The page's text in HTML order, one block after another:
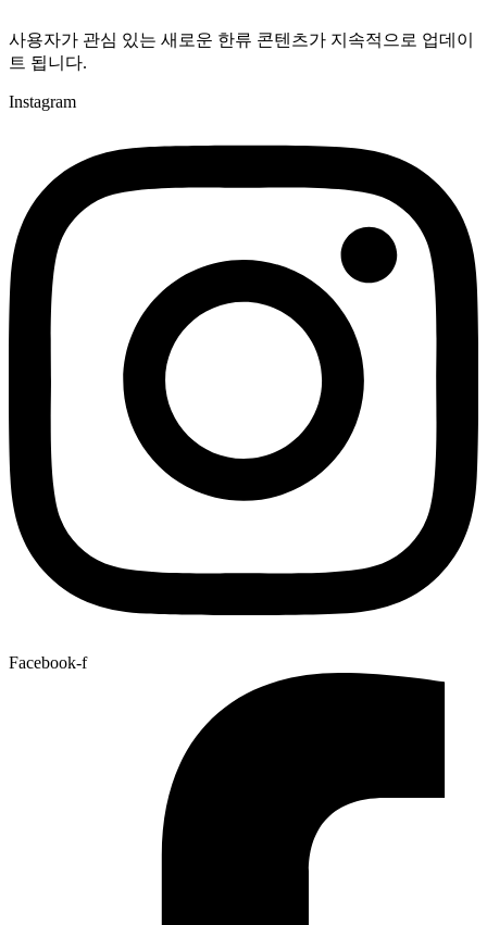
사용자가 관심 있는 새로운 한류 콘텐츠가 지속적으로 업데이
트 됩니다.
Instagram
Facebook-f